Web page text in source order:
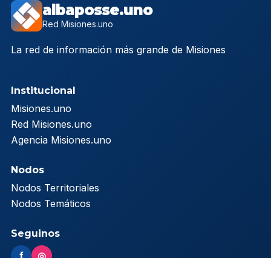
albaposse.uno
Red Misiones.uno
La red de información más grande de Misiones
Institucional
Misiones.uno
Red Misiones.uno
Agencia Misiones.uno
Nodos
Nodos Territoriales
Nodos Temáticos
Seguinos
f ◎